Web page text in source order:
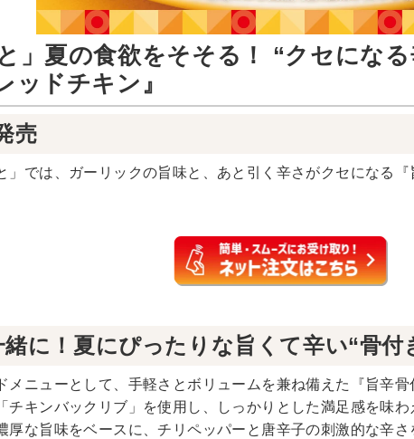
」夏の食欲をそそる！ “クセにな
ッドチキン』
売
」では、ガーリックの旨味と、あと引く辛さがクセになる
に！夏にぴったりな旨くて辛い“骨
メニューとして、手軽さとボリュームを兼ね備えた『旨辛骨
チキンバックリブ」を使用し、しっかりとした満足感を味わ
厚な旨味をベースに、チリペッパーと唐辛子の刺激的な辛